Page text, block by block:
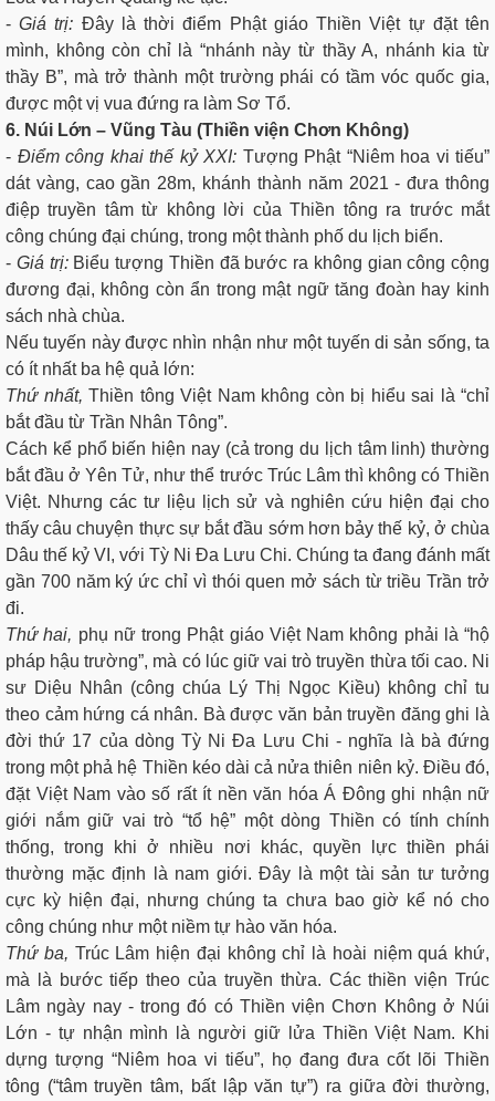
-Giá trị: Đây là thời điểm Phật giáo Thiền Việt tự đặt tên
mình, không còn chỉ là “nhánh này từ thầy A, nhánh kia từ
thầy B”, mà trở thành một trường phái có tầm vóc quốc gia,
được một vị vua đứng ra làm Sơ Tổ.
6. Núi Lớn – Vũng Tàu (Thiền viện Chơn Không)
- Điểm công khai thế kỷ XXI: Tượng Phật “Niêm hoa vi tiếu”
dát vàng, cao gần 28m, khánh thành năm 2021 - đưa thông
điệp truyền tâm từ không lời của Thiền tông ra trước mắt
công chúng đại chúng, trong một thành phố du lịch biển.
- Giá trị: Biểu tượng Thiền đã bước ra không gian công cộng
đương đại, không còn ẩn trong mật ngữ tăng đoàn hay kinh
sách nhà chùa.
Nếu tuyến này được nhìn nhận như một tuyến di sản sống, ta
có ít nhất ba hệ quả lớn:
Thứ nhất, Thiền tông Việt Nam không còn bị hiểu sai là “chỉ
bắt đầu từ Trần Nhân Tông”.
Cách kể phổ biến hiện nay (cả trong du lịch tâm linh) thường
bắt đầu ở Yên Tử, như thể trước Trúc Lâm thì không có Thiền
Việt. Nhưng các tư liệu lịch sử và nghiên cứu hiện đại cho
thấy câu chuyện thực sự bắt đầu sớm hơn bảy thế kỷ, ở chùa
Dâu thế kỷ VI, với Tỳ Ni Đa Lưu Chi. Chúng ta đang đánh mất
gần 700 năm ký ức chỉ vì thói quen mở sách từ triều Trần trở
đi.
Thứ hai, phụ nữ trong Phật giáo Việt Nam không phải là “hộ
pháp hậu trường”, mà có lúc giữ vai trò truyền thừa tối cao. Ni
sư Diệu Nhân (công chúa Lý Thị Ngọc Kiều) không chỉ tu
theo cảm hứng cá nhân. Bà được văn bản truyền đăng ghi là
đời thứ 17 của dòng Tỳ Ni Đa Lưu Chi - nghĩa là bà đứng
trong một phả hệ Thiền kéo dài cả nửa thiên niên kỷ. Điều đó,
đặt Việt Nam vào số rất ít nền văn hóa Á Đông ghi nhận nữ
giới nắm giữ vai trò “tổ hệ” một dòng Thiền có tính chính
thống, trong khi ở nhiều nơi khác, quyền lực thiền phái
thường mặc định là nam giới. Đây là một tài sản tư tưởng
cực kỳ hiện đại, nhưng chúng ta chưa bao giờ kể nó cho
công chúng như một niềm tự hào văn hóa.
Thứ ba, Trúc Lâm hiện đại không chỉ là hoài niệm quá khứ,
mà là bước tiếp theo của truyền thừa. Các thiền viện Trúc
Lâm ngày nay - trong đó có Thiền viện Chơn Không ở Núi
Lớn - tự nhận mình là người giữ lửa Thiền Việt Nam. Khi
dựng tượng “Niêm hoa vi tiếu”, họ đang đưa cốt lõi Thiền
tông (“tâm truyền tâm, bất lập văn tự”) ra giữa đời thường,